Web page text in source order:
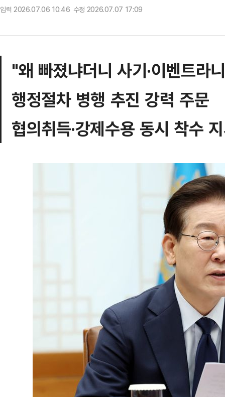
입력 2026.07.06 10:46 수정 2026.07.07 17:09
"왜 빠졌냐더니 사기·이벤트라
행정절차 병행 추진 강력 주문
협의취득·강제수용 동시 착수